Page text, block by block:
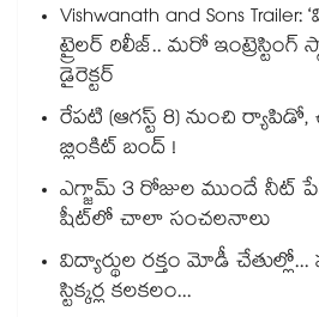
Vishwanath and Sons
ట్రైలర్ రిలీజ్.. మరో ఇంట్రెస్టింగ్
డైరెక్టర్
రేపటి (ఆగస్ట్ 8) నుంచి
బ్లింకిట్ బంద్ !
ఎగ్జామ్ 3 రోజుల ముందే నీట్
షీట్‎లో చాలా సంచలనాలు
విద్యార్థుల రక్తం మోడీ
స్టిక్కర్ల కలకలం...